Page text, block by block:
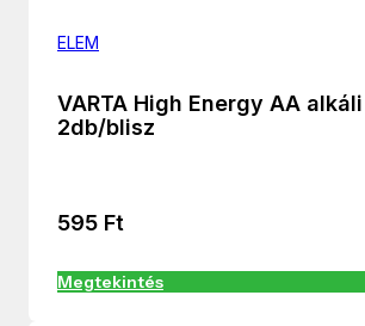
ELEM
VARTA High Energy AA
2db/blisz
595 Ft
Megtekintés